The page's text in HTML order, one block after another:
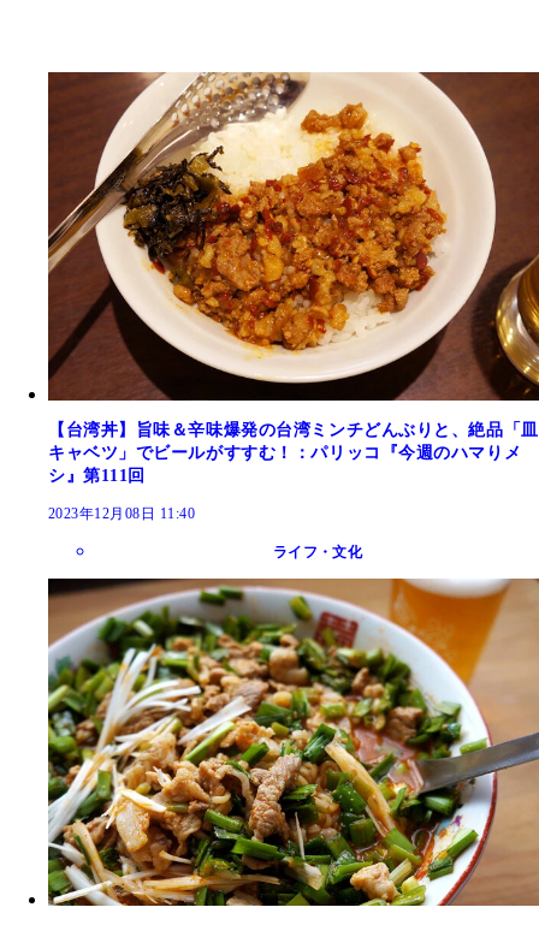
【台湾丼】旨味＆辛味爆発の台湾ミンチどんぶりと、絶品「皿
キャベツ」でビールがすすむ！：パリッコ『今週のハマりメ
シ』第111回
2023年12月08日 11:40
ライフ・文化